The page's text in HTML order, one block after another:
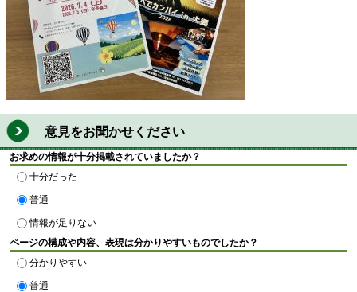
意見をお聞かせください
お求めの情報が十分掲載されていましたか？
十分だった
普通
情報が足りない
ページの構成や内容、表現は分かりやすいものでしたか？
分かりやすい
普通